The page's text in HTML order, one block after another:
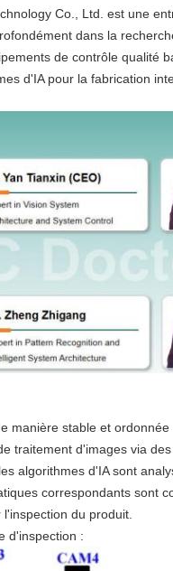
Co., Ltd. est une
dans la
de contrôle qualité
d'IA pour la fabrication
manière stable et
traitement d'images via
algorithmes d'IA sont
correspondants sont
du produit.
d'inspection :